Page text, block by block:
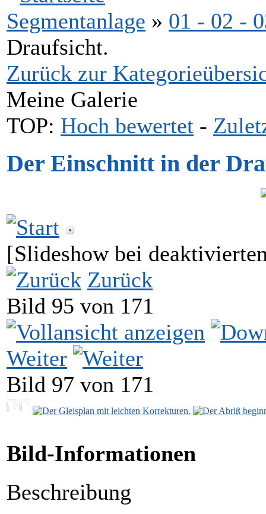
Segmentanlage » 01 - 02 -
Draufsicht.
Zurück zur
Meine Galerie
TOP: Hoch bewertet -
Der Einschnitt in der
[Slideshow bei
Zurück
Bild 95 von 171
Weiter
Bild 97 von 171
Bild-Informationen
Beschreibung